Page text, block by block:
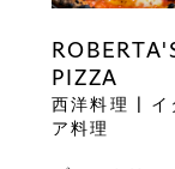
PIZZA
西洋料理 | イ
ア料理